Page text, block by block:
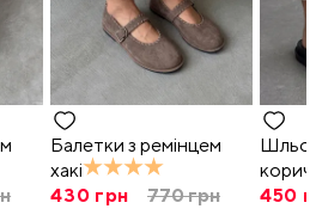
Балетки з ремінцем
хакі
430 грн 770грн
450